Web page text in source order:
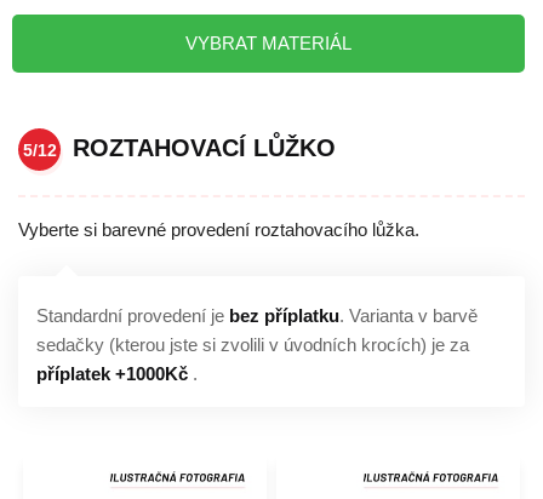
VYBRAT MATERIÁL
5/12 ROZTAHOVACÍ LŮŽKO
Vyberte si barevné provedení roztahovacího lůžka.
Standardní provedení je bez příplatku. Varianta v barvě
sedačky (kterou jste si zvolili v úvodních krocích) je za
příplatek +1000Kč .